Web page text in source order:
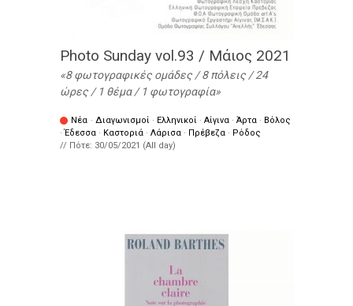
Photo Sunday vol.93 / Μάιος 2021
8 φωτογραφικές ομάδες / 8 πόλεις / 24
ώρες / 1 θέμα / 1 φωτογραφία
Νέα · Διαγωνισμοί · Ελληνικοί · Αίγινα · Άρτα · Βόλος
·Έδεσσα · Καστοριά · Λάρισα · Πρέβεζα · Ρόδος
// Πότε: 30/05/2021 (All day)